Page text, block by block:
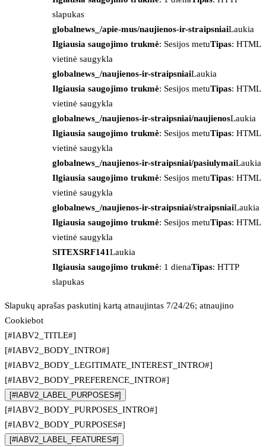
slapukas
globalnews_/apie-mus/naujienos-ir-straipsniaiLaukia
Ilgiausia saugojimo trukmė: Sesijos metuTipas: HTML
vietinė saugykla
globalnews_/naujienos-ir-straipsniaiLaukia
Ilgiausia saugojimo trukmė: Sesijos metuTipas: HTML
vietinė saugykla
globalnews_/naujienos-ir-straipsniai/naujienosLaukia
Ilgiausia saugojimo trukmė: Sesijos metuTipas: HTML
vietinė saugykla
globalnews_/naujienos-ir-straipsniai/pasiulymaiLaukia
Ilgiausia saugojimo trukmė: Sesijos metuTipas: HTML
vietinė saugykla
globalnews_/naujienos-ir-straipsniai/straipsniaiLaukia
Ilgiausia saugojimo trukmė: Sesijos metuTipas: HTML
vietinė saugykla
SITEXSRF141Laukia
Ilgiausia saugojimo trukmė: 1 dienaTipas: HTTP
slapukas
Slapukų aprašas paskutinį kartą atnaujintas 7/24/26; atnaujino
Cookiebot
[#IABV2_TITLE#]
[#IABV2_BODY_INTRO#]
[#IABV2_BODY_LEGITIMATE_INTEREST_INTRO#]
[#IABV2_BODY_PREFERENCE_INTRO#]
[#IABV2_LABEL_PURPOSES#]
[#IABV2_BODY_PURPOSES_INTRO#]
[#IABV2_BODY_PURPOSES#]
[#IABV2_LABEL_FEATURES#]